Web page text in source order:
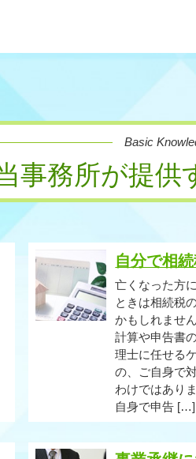
Basic
事務所が提供
自分で相
亡くなった方
ときは相続税
かもしれませ
計算や申告書
理士に任せる
の、ご自身で
わけではあり
自身で申告 […]